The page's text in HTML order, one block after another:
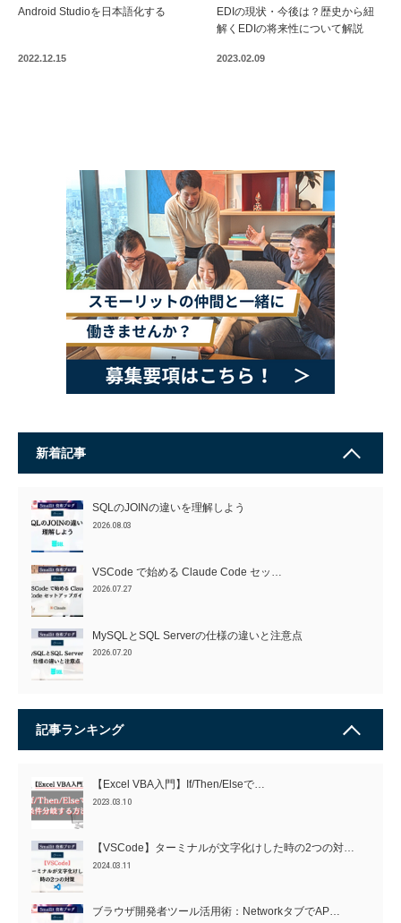
Android Studioを日本語化する
2022.12.15
EDIの現状・今後は？歴史から紐
解くEDIの将来性について解説
2023.02.09
新着記事
SQLのJOINの違いを理解しよう
2026.08.03
VSCode で始める Claude Code セッ…
2026.07.27
MySQLとSQL Serverの仕様の違いと注意点
2026.07.20
記事ランキング
【Excel VBA入門】If/Then/Elseで…
2023.03.10
【VSCode】ターミナルが文字化けした時の2つの対…
2024.03.11
ブラウザ開発者ツール活用術：NetworkタブでAP…